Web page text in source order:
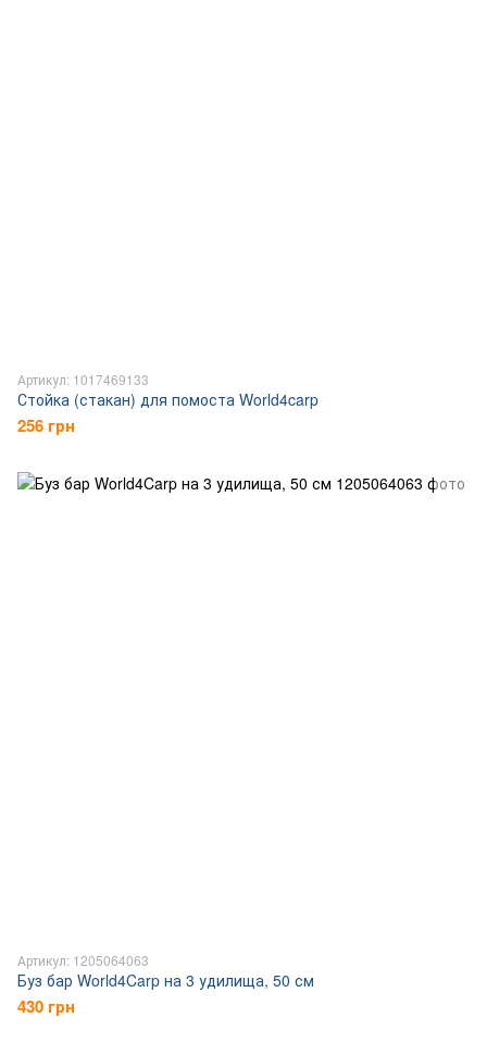
Артикул: 1017469133
Стойка (стакан) для помоста World4carp
256 грн
Артикул: 1205064063
Буз бар World4Carp на 3 удилища, 50 см
430 грн